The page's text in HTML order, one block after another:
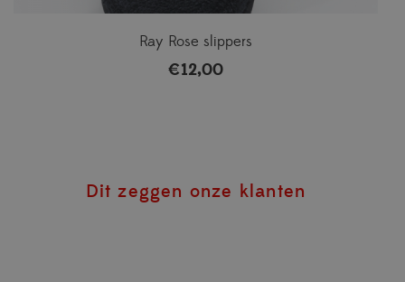
Ray Rose slippers
€12,00
Dit zeggen onze klanten